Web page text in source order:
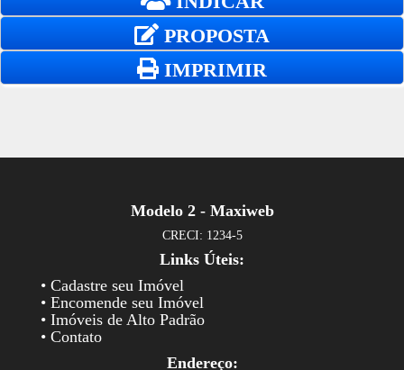
PROPOSTA
IMPRIMIR
Modelo 2 - Maxiweb
CRECI: 1234-5
Links Úteis:
• Cadastre seu Imóvel
• Encomende seu Imóvel
• Imóveis de Alto Padrão
• Contato
Endereço: